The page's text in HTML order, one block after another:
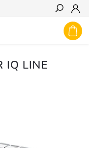
Hledat
IQ LINE